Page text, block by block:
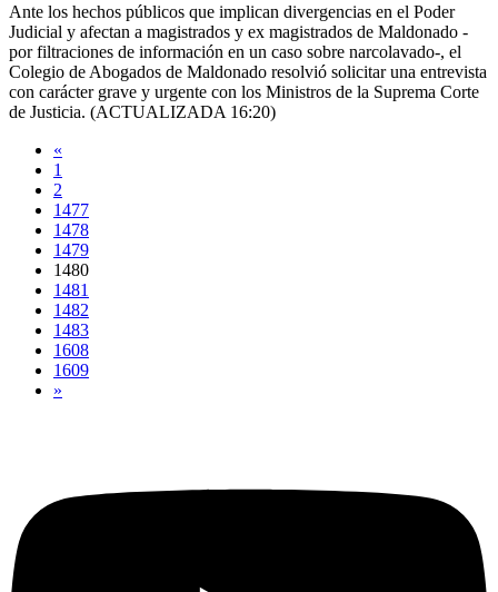
Ante los hechos públicos que implican divergencias en el Poder
Judicial y afectan a magistrados y ex magistrados de Maldonado -
por filtraciones de información en un caso sobre narcolavado-, el
Colegio de Abogados de Maldonado resolvió solicitar una entrevista
con carácter grave y urgente con los Ministros de la Suprema Corte
de Justicia. (ACTUALIZADA 16:20)
«
1
2
1477
1478
1479
1480
1481
1482
1483
1608
1609
»